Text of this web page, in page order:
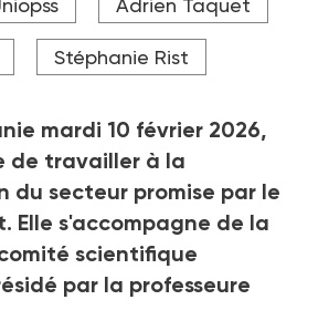
et de l'Autonomie, le comité
dont l'Uniopss et la Cnape.
Adrien Taquet
Stéphanie Rist
mardi 10 février 2026,
de travailler à la
du secteur promise par le
Elle s'accompagne de la
scientifique
par la professeure